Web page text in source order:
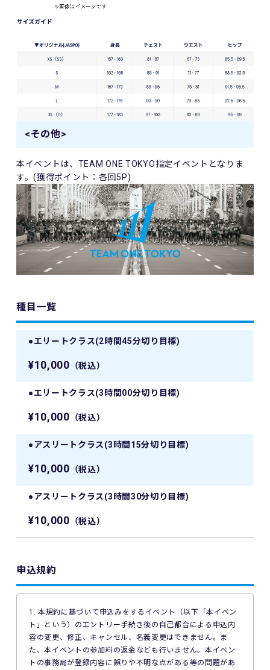
<その他>
本イベントは、 TEAM ONE TOKYO指定イベントとなりま
す。(獲得ポイント：各回5P)
種目一覧
●エリートクラス(2時間45分切り目標)
¥10,000 （税込）
●エリートクラス(3時間00分切り目標)
¥10,000 （税込）
●アスリートクラス(3時間15分切り目標)
¥10,000 （税込）
●アスリートクラス(3時間30分切り目標)
¥10,000 （税込）
申込規約
1. 本規約に基づいて申込みをするイベント（以下「本イベン
ト」という）のエントリー手続き後の自己都合による申込内
容の変更、修正、キャンセル、名義変更はできません。ま
た、本イベントの参加料の返金なども行いません。本イベン
トの事務局が登録内容に誤りや不明な点がある等の問題があ